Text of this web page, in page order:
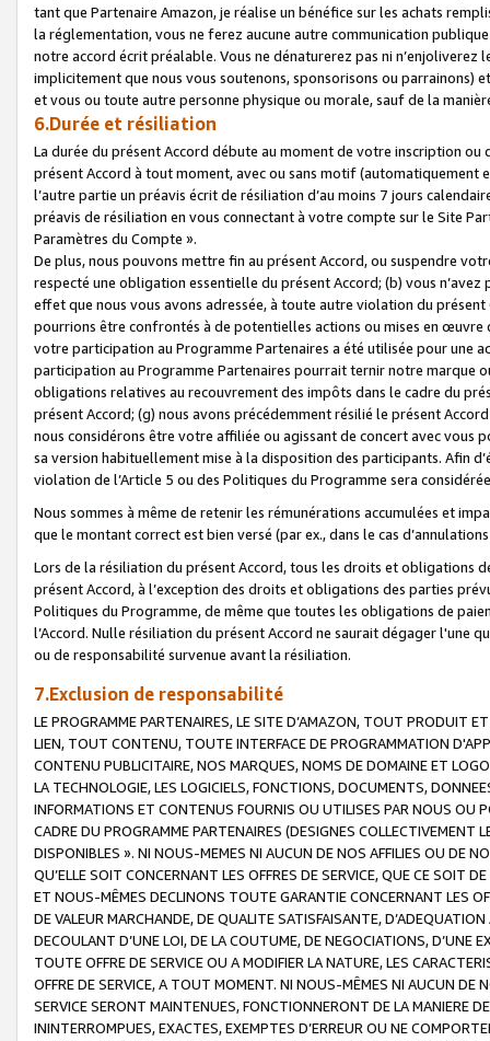
tant que Partenaire Amazon, je réalise un bénéfice sur les achats
la réglementation, vous ne ferez aucune autre communication
notre accord écrit préalable. Vous ne dénaturerez pas ni
implicitement que nous vous soutenons, sponsorisons ou parrainons)
et vous ou toute autre personne physique ou morale, sauf de la
6.Durée et résiliation
La durée du présent Accord débute au moment de votre inscription
présent Accord à tout moment, avec ou sans motif (automatiquement
l’autre partie un préavis écrit de résiliation d’au moins 7 jours
préavis de résiliation en vous connectant à votre compte sur le Site
Paramètres du Compte ».
De plus, nous pouvons mettre fin au présent Accord, ou suspendre
respecté une obligation essentielle du présent Accord; (b) vous
effet que nous vous avons adressée, à toute autre violation du
pourrions être confrontés à de potentielles actions ou mises en
votre participation au Programme Partenaires a été utilisée pour une
participation au Programme Partenaires pourrait ternir notre marque
obligations relatives au recouvrement des impôts dans le cadre du
présent Accord; (g) nous avons précédemment résilié le présent
nous considérons être votre affiliée ou agissant de concert avec vous
sa version habituellement mise à la disposition des participants. Afin
violation de l’Article 5 ou des Politiques du Programme sera
Nous sommes à même de retenir les rémunérations accumulées et
que le montant correct est bien versé (par ex., dans le cas
Lors de la résiliation du présent Accord, tous les droits et obligations
présent Accord, à l’exception des droits et obligations des parties
Politiques du Programme, de même que toutes les obligations de
l’Accord. Nulle résiliation du présent Accord ne saurait dégager l'une
ou de responsabilité survenue avant la résiliation.
7.Exclusion de responsabilité
LE PROGRAMME PARTENAIRES, LE SITE D’AMAZON, TOUT PRODUIT
LIEN, TOUT CONTENU, TOUTE INTERFACE DE PROGRAMMATION
CONTENU PUBLICITAIRE, NOS MARQUES, NOMS DE DOMAINE ET
LA TECHNOLOGIE, LES LOGICIELS, FONCTIONS, DOCUMENTS,
INFORMATIONS ET CONTENUS FOURNIS OU UTILISES PAR NOUS OU
CADRE DU PROGRAMME PARTENAIRES (DESIGNES COLLECTIVEMENT
DISPONIBLES ». NI NOUS-MEMES NI AUCUN DE NOS AFFILIES OU DE
QU’ELLE SOIT CONCERNANT LES OFFRES DE SERVICE, QUE CE SOIT
ET NOUS-MÊMES DECLINONS TOUTE GARANTIE CONCERNANT LES
DE VALEUR MARCHANDE, DE QUALITE SATISFAISANTE,
DECOULANT D’UNE LOI, DE LA COUTUME, DE NEGOCIATIONS, D’UNE
TOUTE OFFRE DE SERVICE OU A MODIFIER LA NATURE, LES
OFFRE DE SERVICE, A TOUT MOMENT. NI NOUS-MÊMES NI AUCUN DE
SERVICE SERONT MAINTENUES, FONCTIONNERONT DE LA MANIERE
ININTERROMPUES, EXACTES, EXEMPTES D’ERREUR OU NE